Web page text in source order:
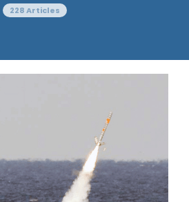
228 Articles